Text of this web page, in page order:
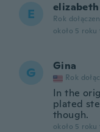
E elizabeth
Rok
około 5 roku
G Gina
Rok
In the
plated
though.
około 5 roku